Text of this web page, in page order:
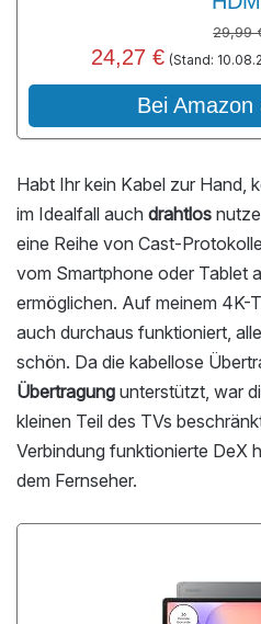
29,99
24,27 € (Stand:
Bei Amazon
Habt Ihr kein Kabel zur Hand,
im Idealfall auch drahtlos
eine Reihe von Cast-
vom Smartphone oder Tablet
ermöglichen. Auf meinem 4K-
auch durchaus funktioniert,
schön. Da die kabellose
Übertragung unterstützt, war
kleinen Teil des TVs
Verbindung funktionierte DeX
dem Fernseher.